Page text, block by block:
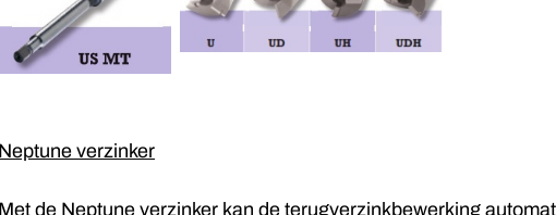
Neptune verzinker
Met de Neptune verzinker kan de terugverzinkbewerking